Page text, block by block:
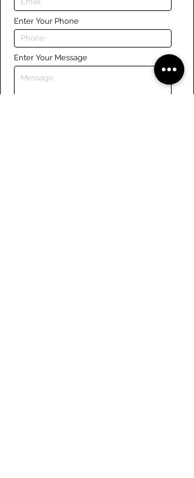
Enter Your Phone
Enter Your Message